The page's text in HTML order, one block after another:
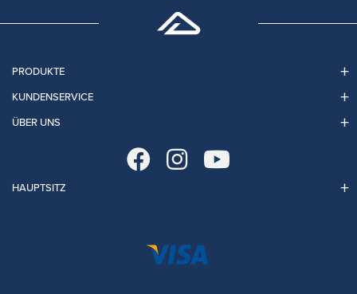
PRODUKTE
KUNDENSERVICE
ÜBER UNS
HAUPTSITZ